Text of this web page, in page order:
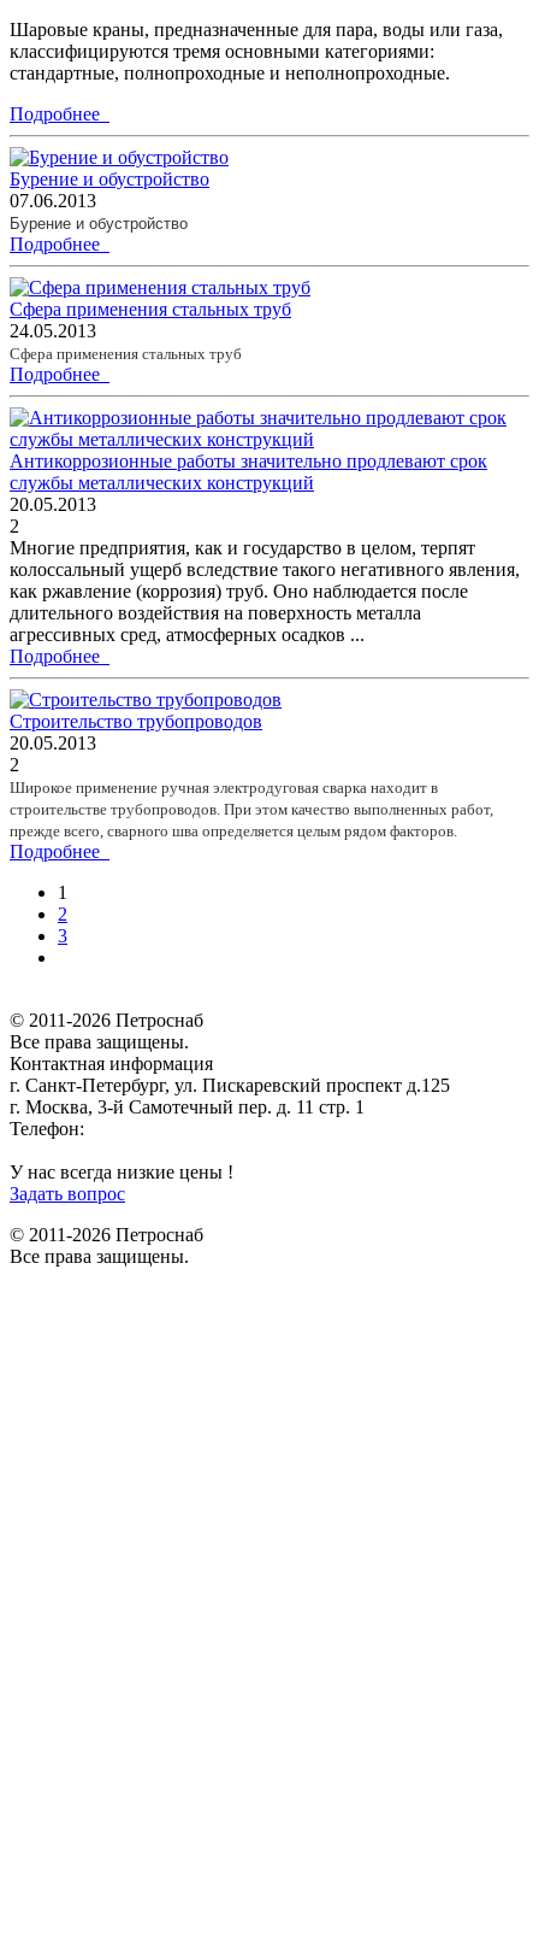
Шаровые краны, предназначенные для пара, воды или газа,
классифицируются тремя основными категориями:
стандартные, полнопроходные и неполнопроходные.
Подробнее
Бурение и обустройство
07.06.2013
Бурение и обустройство
Подробнее
Сфера применения стальных труб
24.05.2013
Сфера применения стальных труб
Подробнее
Антикоррозионные работы значительно продлевают срок
службы металлических конструкций
20.05.2013
2
Многие предприятия, как и государство в целом, терпят
колоссальный ущерб вследствие такого негативного явления,
как ржавление (коррозия) труб. Оно наблюдается после
длительного воздействия на поверхность металла
агрессивных сред, атмосферных осадков ...
Подробнее
Строительство трубопроводов
20.05.2013
2
Широкое применение ручная электродуговая сварка находит в
строительстве трубопроводов. При этом качество выполненных работ,
прежде всего, сварного шва определяется целым рядом факторов.
Подробнее
1
2
3
© 2011-2026 Петроснаб
Все права защищены.
Контактная информация
г. Санкт-Петербург, ул. Пискаревский проспект д.125
г. Москва, 3-й Самотечный пер. д. 11 стр. 1
Телефон:
У нас всегда низкие цены !
Задать вопрос
© 2011-2026 Петроснаб
Все права защищены.